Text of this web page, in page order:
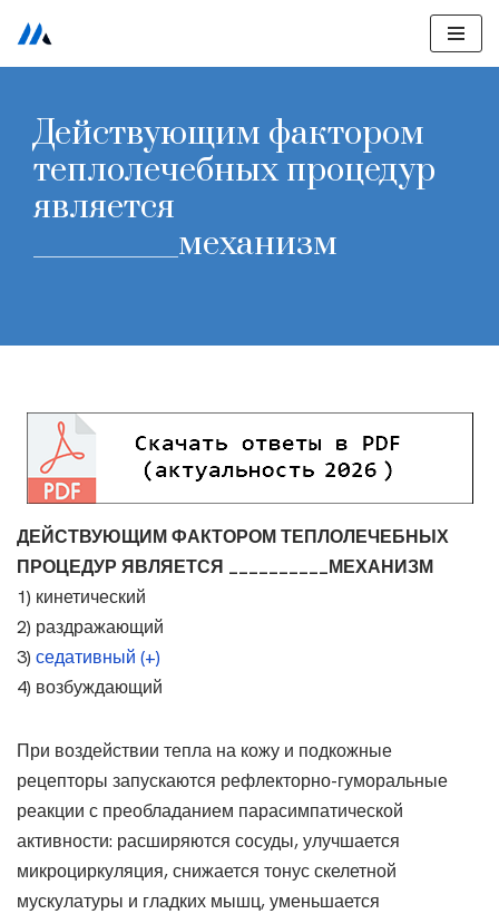
Перейти
содержимому
Действующим фактором
теплолечебных процедур
является
__________механизм
ДЕЙСТВУЮЩИМ ФАКТОРОМ ТЕПЛОЛЕЧЕБНЫХ
ПРОЦЕДУР ЯВЛЯЕТСЯ __________МЕХАНИЗМ
1) кинетический
2) раздражающий
3) седативный (+)
4) возбуждающий
При воздействии тепла на кожу и подкожные
рецепторы запускаются рефлекторно-гуморальные
реакции с преобладанием парасимпатической
активности: расширяются сосуды, улучшается
микроциркуляция, снижается тонус скелетной
мускулатуры и гладких мышц, уменьшается